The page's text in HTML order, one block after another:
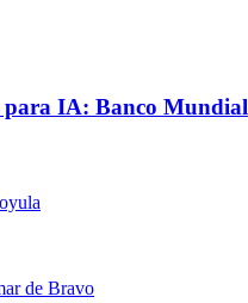
para IA: Banco Mundial
de Bravo